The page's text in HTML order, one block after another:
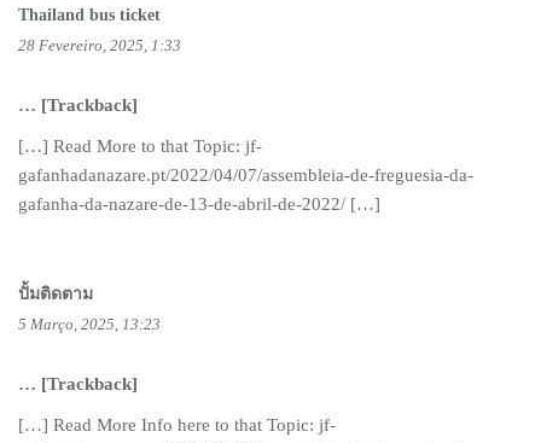
Thailand bus ticket
28 Fevereiro, 2025, 1:33
… [Trackback]
[…] Read More to that Topic: jf-
gafanhadanazare.pt/2022/04/07/assembleia-de-freguesia-da-
gafanha-da-nazare-de-13-de-abril-de-2022/ […]
ปั้มติดตาม
5 Março, 2025, 13:23
… [Trackback]
[…] Read More Info here to that Topic: jf-